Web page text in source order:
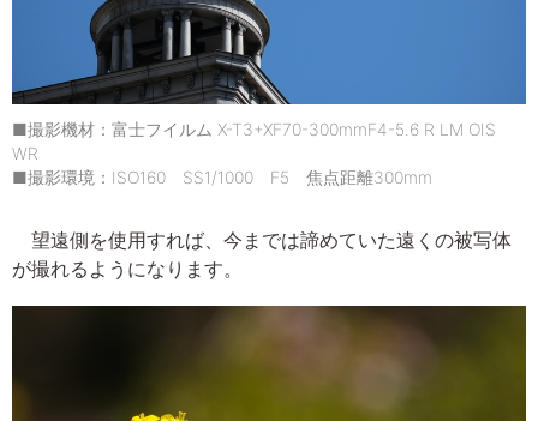
■撮影機材：富士フイルム X-T3+XF70-300mmF4-5.6 R LM OIS
WR
■撮影環境：ISO160 SS1/1000 F5 焦点距離300mm
望遠側を使用すれば、今までは諦めていた遠くの被写体
が撮れるようになります。